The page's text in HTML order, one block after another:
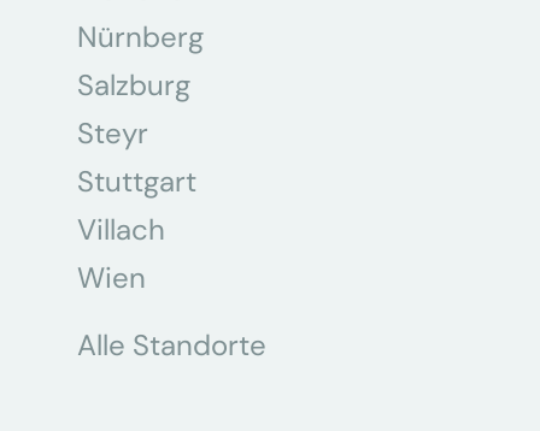
Nürnberg
Salzburg
Steyr
Stuttgart
Villach
Wien
Alle Standorte